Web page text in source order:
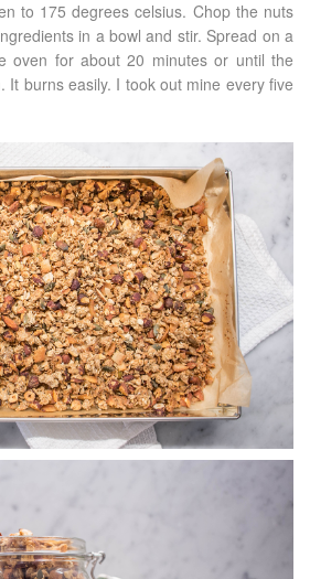
to 175 degrees celsius. Chop the nuts
in a bowl and stir. Spread on a
oven for about 20 minutes or until the
It burns easily. I took out mine every five